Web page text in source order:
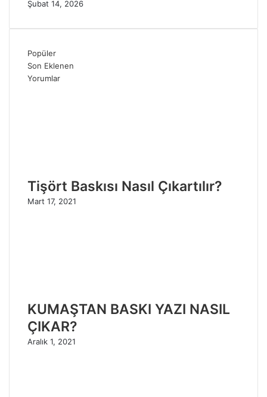
Şubat 14, 2026
Popüler
Son Eklenen
Yorumlar
Tişört Baskısı Nasıl Çıkartılır?
Mart 17, 2021
KUMAŞTAN BASKI YAZI NASIL
ÇIKAR?
Aralık 1, 2021